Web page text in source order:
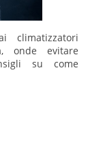
climatizzatori
onde evitare
su come